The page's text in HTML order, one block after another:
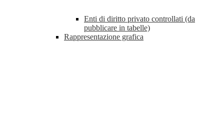
Enti di diritto privato controllati (da
pubblicare in tabelle)
Rappresentazione grafica